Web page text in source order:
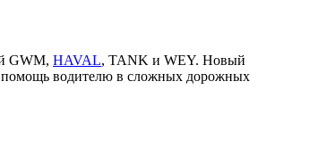
GWM, HAVAL, TANK и WEY. Новый
помощь водителю в сложных дорожных